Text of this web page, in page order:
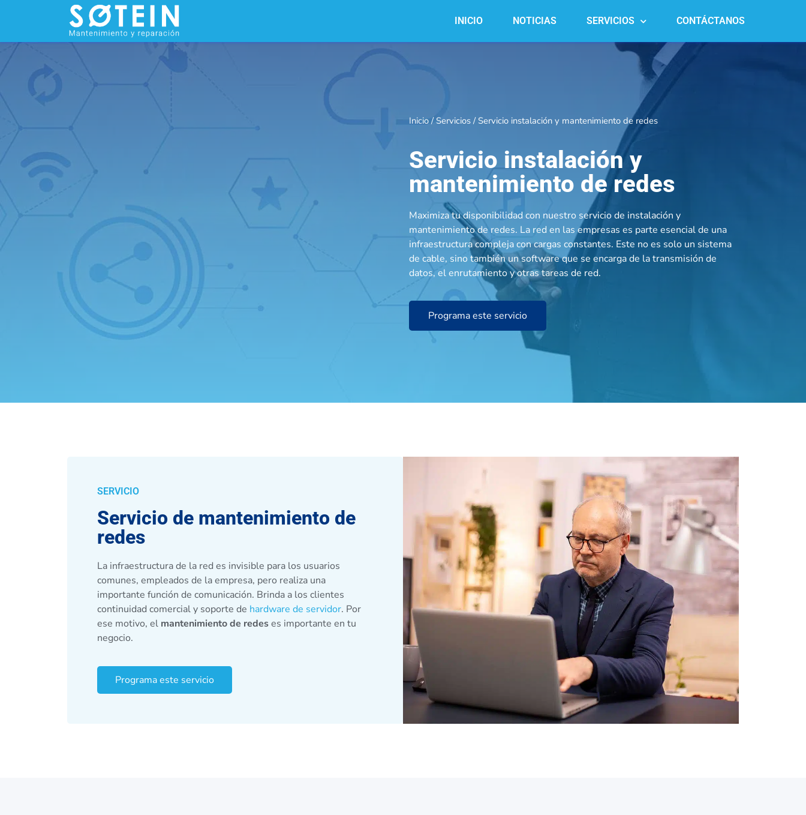
INICIO NOTICIAS SERVICIOS CONTÁCTANOS
Inicio/Servicios / Servicio instalación y mantenimiento de redes
Servicio instalación y
mantenimiento de redes
Maximiza tu disponibilidad con nuestro servicio de instalación y
mantenimiento de redes. La red en las empresas es parte esencial de una
infraestructura compleja con cargas constantes. Este no es solo un sistema
de cable, sino también un software que se encarga de la transmisión de
datos, el enrutamiento y otras tareas de red.
Programa este servicio
SERVICIO
Servicio de mantenimiento de
redes
La infraestructura de la red es invisible para los usuarios
comunes, empleados de la empresa, pero realiza una
importante función de comunicación. Brinda a los clientes
continuidad comercial y soporte de hardware de servidor. Por
ese motivo, el mantenimiento de redeses importante en tu
negocio.
Programa este servicio